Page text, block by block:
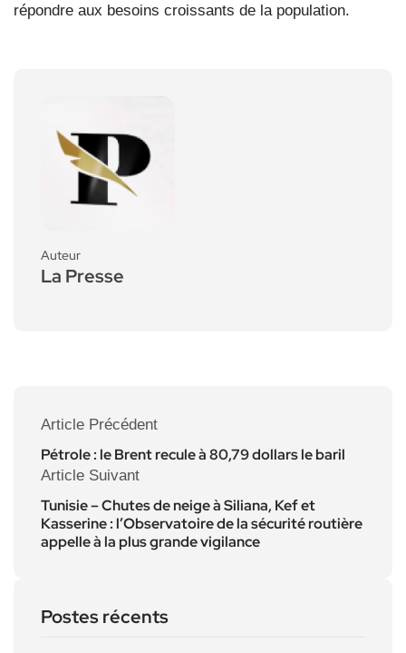
répondre aux besoins croissants de la population.
Auteur
La Presse
Article Précédent
Pétrole : le Brent recule à 80,79 dollars le baril
Article Suivant
Tunisie – Chutes de neige à Siliana, Kef et
Kasserine : l’Observatoire de la sécurité routière
appelle à la plus grande vigilance
Postes récents